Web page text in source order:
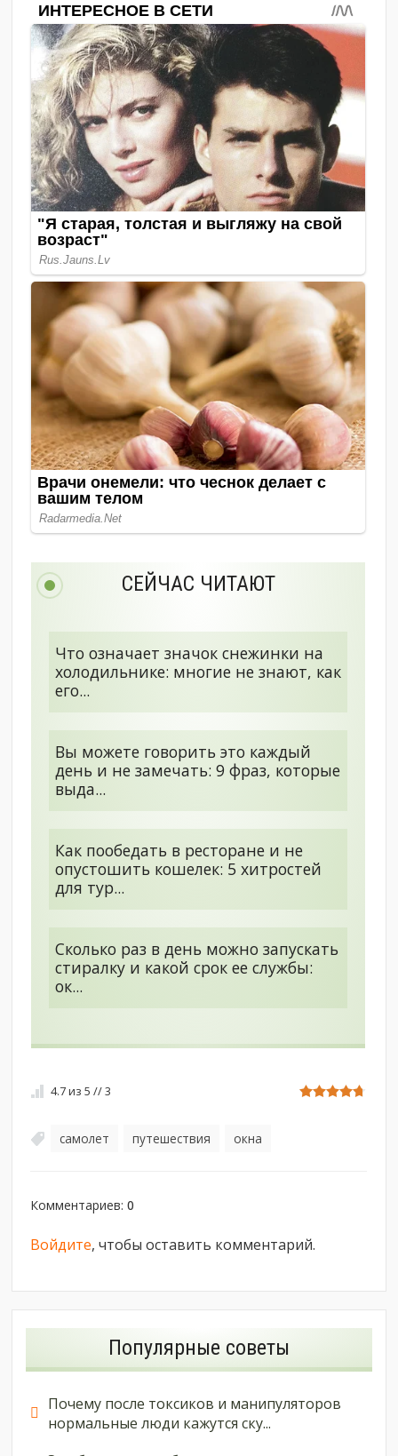
СЕЙЧАС ЧИТАЮТ
Что означает значок снежинки на
холодильнике: многие не знают, как
его...
Вы можете говорить это каждый
день и не замечать: 9 фраз, которые
выда...
Как пообедать в ресторане и не
опустошить кошелек: 5 хитростей
для тур...
Сколько раз в день можно запускать
стиралку и какой срок ее службы:
ок...
4.7из5 //3
самолет путешествия окна
Комментариев:0
Войдите, чтобы оставить комментарий.
Популярные советы
Почему после токсиков и манипуляторов
нормальные люди кажутся ску...